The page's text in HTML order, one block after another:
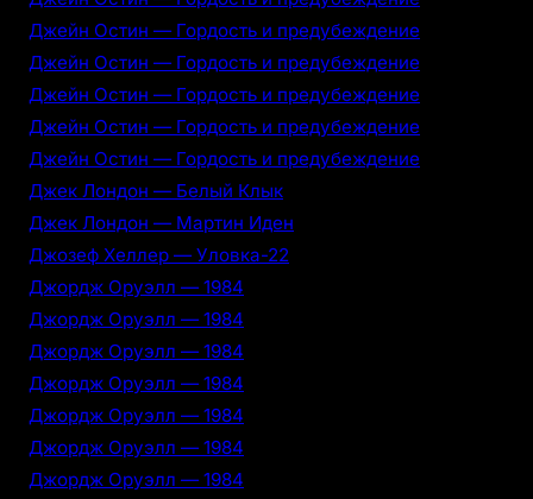
Джейн Остин — Гордость и предубеждение
Джейн Остин — Гордость и предубеждение
Джейн Остин — Гордость и предубеждение
Джейн Остин — Гордость и предубеждение
Джейн Остин — Гордость и предубеждение
Джек Лондон — Белый Клык
Джек Лондон — Мартин Иден
Джозеф Хеллер — Уловка-22
Джордж Оруэлл — 1984
Джордж Оруэлл — 1984
Джордж Оруэлл — 1984
Джордж Оруэлл — 1984
Джордж Оруэлл — 1984
Джордж Оруэлл — 1984
Джордж Оруэлл — 1984